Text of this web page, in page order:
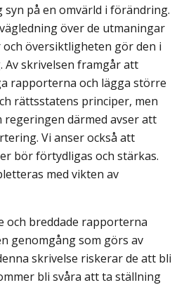
på en omvärld i förändring.
över de utmaningar
översiktligheten gör den i
Av skrivelsen framgår att
rapporterna och lägga större
rättsstatens principer, men
därmed avser att
Vi anser också att
bör förtydligas och stärkas.
med vikten av
och breddade rapporterna
genomgång som görs av
skrivelse riskerar de att bli
bli svåra att ta ställning